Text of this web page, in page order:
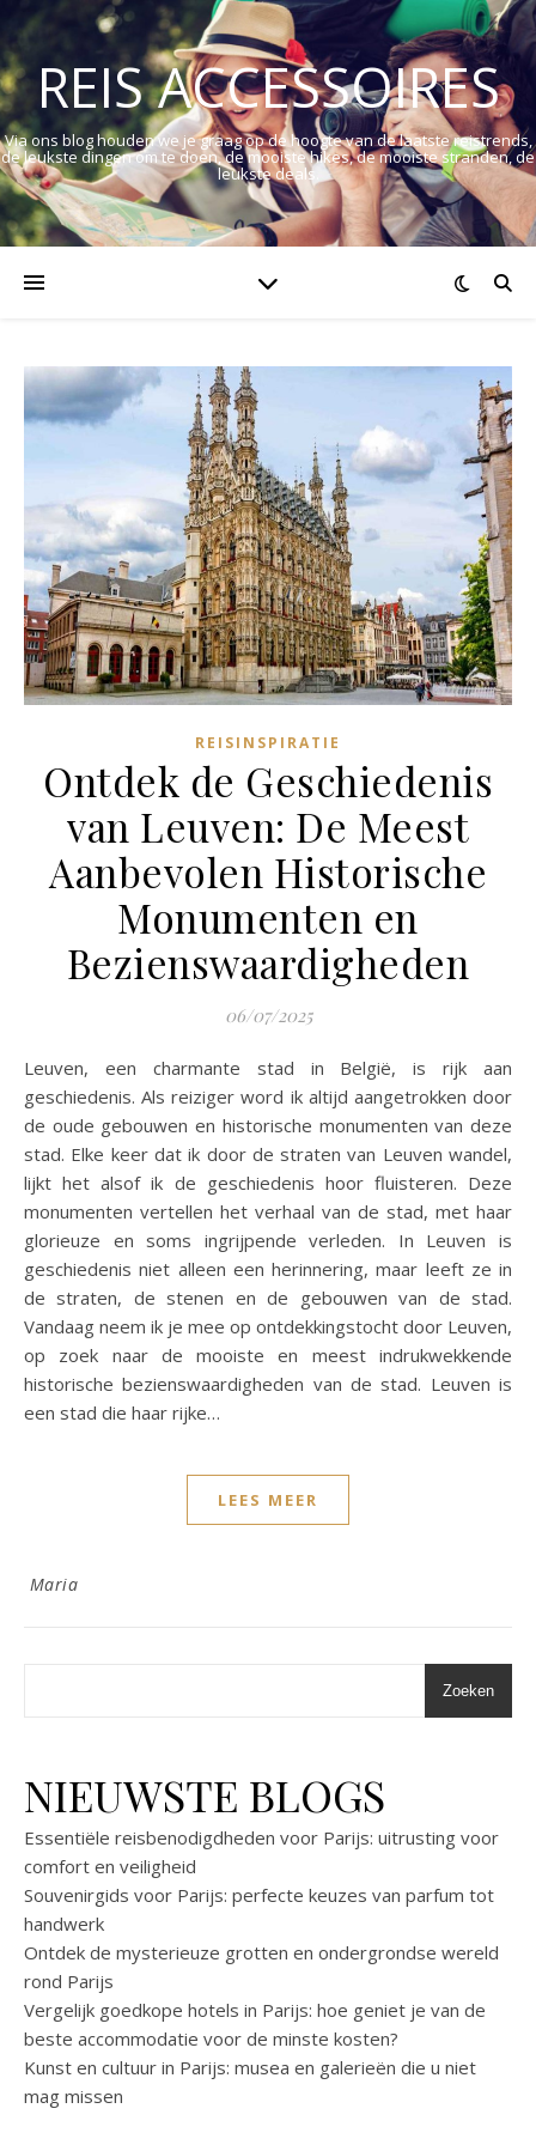
REIS ACCESSOIRES
Via ons blog houden we je graag op de hoogte van de laatste reistrends,
de leukste dingen om te doen, de mooiste hikes, de mooiste stranden, de
leukste deals.
REISINSPIRATIE
Ontdek de Geschiedenis
van Leuven: De Meest
Aanbevolen Historische
Monumenten en
Bezienswaardigheden
06/07/2025
Leuven, een charmante stad in België, is rijk aan
geschiedenis. Als reiziger word ik altijd aangetrokken door
de oude gebouwen en historische monumenten van deze
stad. Elke keer dat ik door de straten van Leuven wandel,
lijkt het alsof ik de geschiedenis hoor fluisteren. Deze
monumenten vertellen het verhaal van de stad, met haar
glorieuze en soms ingrijpende verleden. In Leuven is
geschiedenis niet alleen een herinnering, maar leeft ze in
de straten, de stenen en de gebouwen van de stad.
Vandaag neem ik je mee op ontdekkingstocht door Leuven,
op zoek naar de mooiste en meest indrukwekkende
historische bezienswaardigheden van de stad. Leuven is
een stad die haar rijke…
LEES MEER
Maria
Zoeken
NIEUWSTE BLOGS
Essentiële reisbenodigdheden voor Parijs: uitrusting voor
comfort en veiligheid
Souvenirgids voor Parijs: perfecte keuzes van parfum tot
handwerk
Ontdek de mysterieuze grotten en ondergrondse wereld
rond Parijs
Vergelijk goedkope hotels in Parijs: hoe geniet je van de
beste accommodatie voor de minste kosten?
Kunst en cultuur in Parijs: musea en galerieën die u niet
mag missen